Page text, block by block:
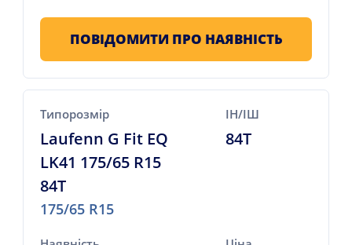
ПОВІДОМИТИ ПРО НАЯВНІСТЬ
Типорозмір
Laufenn G Fit EQ
LK41 175/65 R15
84T
175/65 R15
ІН/ІШ
84T